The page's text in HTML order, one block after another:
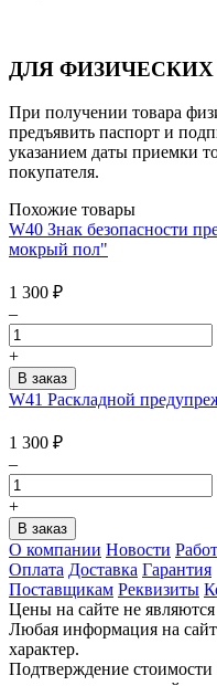
ДЛЯ
При получении товара
предъявить паспорт и
указанием даты приемки
покупателя.
Похожие товары
W40 Знак безопасности
мокрый пол"
1 300 ₽
–
+
W41 Раскладной
1 300 ₽
–
+
О компании Новости
Оплата Доставка Гарантия
Поставщикам Реквизиты
Цены на сайте не
Любая информация на
характер.
Подтверждение стоимости